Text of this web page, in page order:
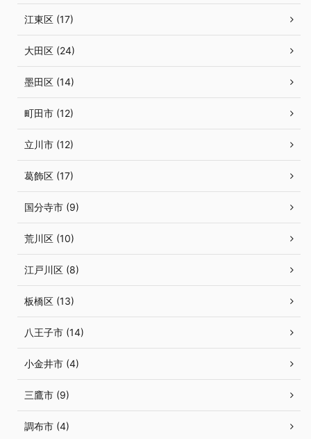
江東区 (17)
大田区 (24)
墨田区 (14)
町田市 (12)
立川市 (12)
葛飾区 (17)
国分寺市 (9)
荒川区 (10)
江戸川区 (8)
板橋区 (13)
八王子市 (14)
小金井市 (4)
三鷹市 (9)
調布市 (4)